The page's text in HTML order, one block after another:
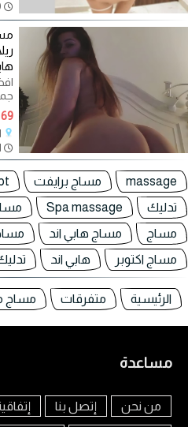
69 جنيه
massage مساج برايفت
تدليك
Spa massage
مساج
مساج هابي اند
مساج اكتوبر
هابي اند
الرئيسية متفرقات مساج
مساعدة
من نحن إتصل بنا